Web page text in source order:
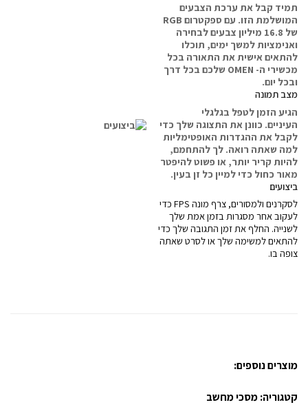
תמיד קבל את ערכת הצבעים
המושלמת הזו. עם ספקטרום RGB
של 16.8 מיליון צבעים לבחירה
ואנימציות למשך ימים, תוכלו
להתאים אישית את התאורה בכל
מכשירי ה- OMEN שלכם בכל דרך
ובכל יום.
מצב תמונה
הגיע הזמן לטפל בגלגלי
העיניים. כוונן את התצוגה שלך כדי
לקבל את ההגדרות האופטימליות
למה שאתה רואה. לך להתחמם,
להיות קריר יותר, או פשוט להיפטר
מאור כחול כדי למיין כל זן בעין.
ביצועים
לסקרנים ולמסורים, צרף מונה FPS כדי
לעקוב אחר מסגרות בזמן אמת שלך
לשנייה. החלף את זמן התגובה שלך כדי
להתאים למשימה שלך או לסרט שאתה
צופה בו.
מוצרים נוספים:
קטגוריה:מסכי מחשב